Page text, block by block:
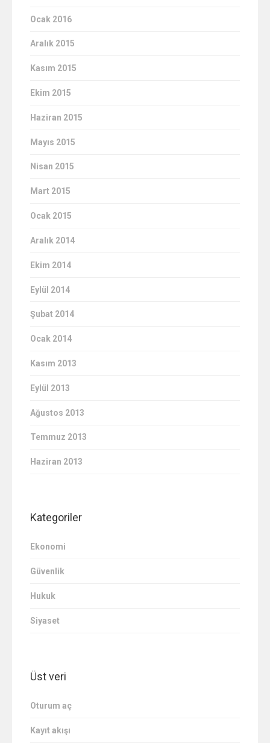
Ocak 2016
Aralık 2015
Kasım 2015
Ekim 2015
Haziran 2015
Mayıs 2015
Nisan 2015
Mart 2015
Ocak 2015
Aralık 2014
Ekim 2014
Eylül 2014
Şubat 2014
Ocak 2014
Kasım 2013
Eylül 2013
Ağustos 2013
Temmuz 2013
Haziran 2013
Kategoriler
Ekonomi
Güvenlik
Hukuk
Siyaset
Üst veri
Oturum aç
Kayıt akışı